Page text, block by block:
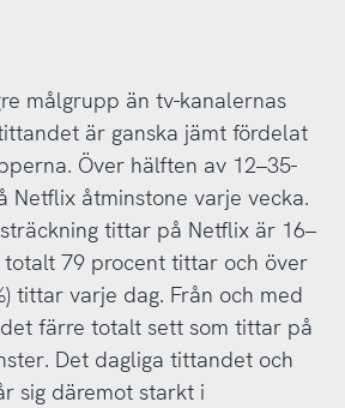
målgrupp än tv-kanalernas
är ganska jämt fördelat
Över hälften av 12–35-
Netflix åtminstone varje vecka.
tittar på Netflix är 16–
totalt 79 procent tittar och över
tittar varje dag. Från och med
färre totalt sett som tittar på
Det dagliga tittandet och
sig däremot starkt i